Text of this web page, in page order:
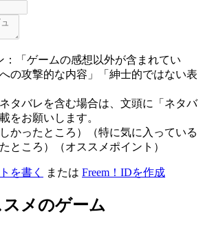
：「ゲームの感想以外が含まれてい
の攻撃的な内容」「紳士的ではない表
タバレを含む場合は、文頭に「ネタバ
をお願いします。
かったところ）（特に気に入っている
ところ）（オススメポイント）
を書く または Freem！IDを作成
メのゲーム